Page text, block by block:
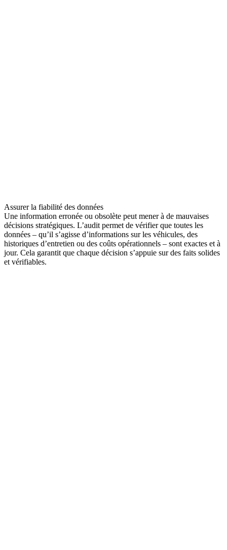
Assurer la fiabilité des données
Une information erronée ou obsolète peut mener à de mauvaises
décisions stratégiques. L’audit permet de vérifier que toutes les
données – qu’il s’agisse d’informations sur les véhicules, des
historiques d’entretien ou des coûts opérationnels – sont exactes et à
jour. Cela garantit que chaque décision s’appuie sur des faits solides
et vérifiables.